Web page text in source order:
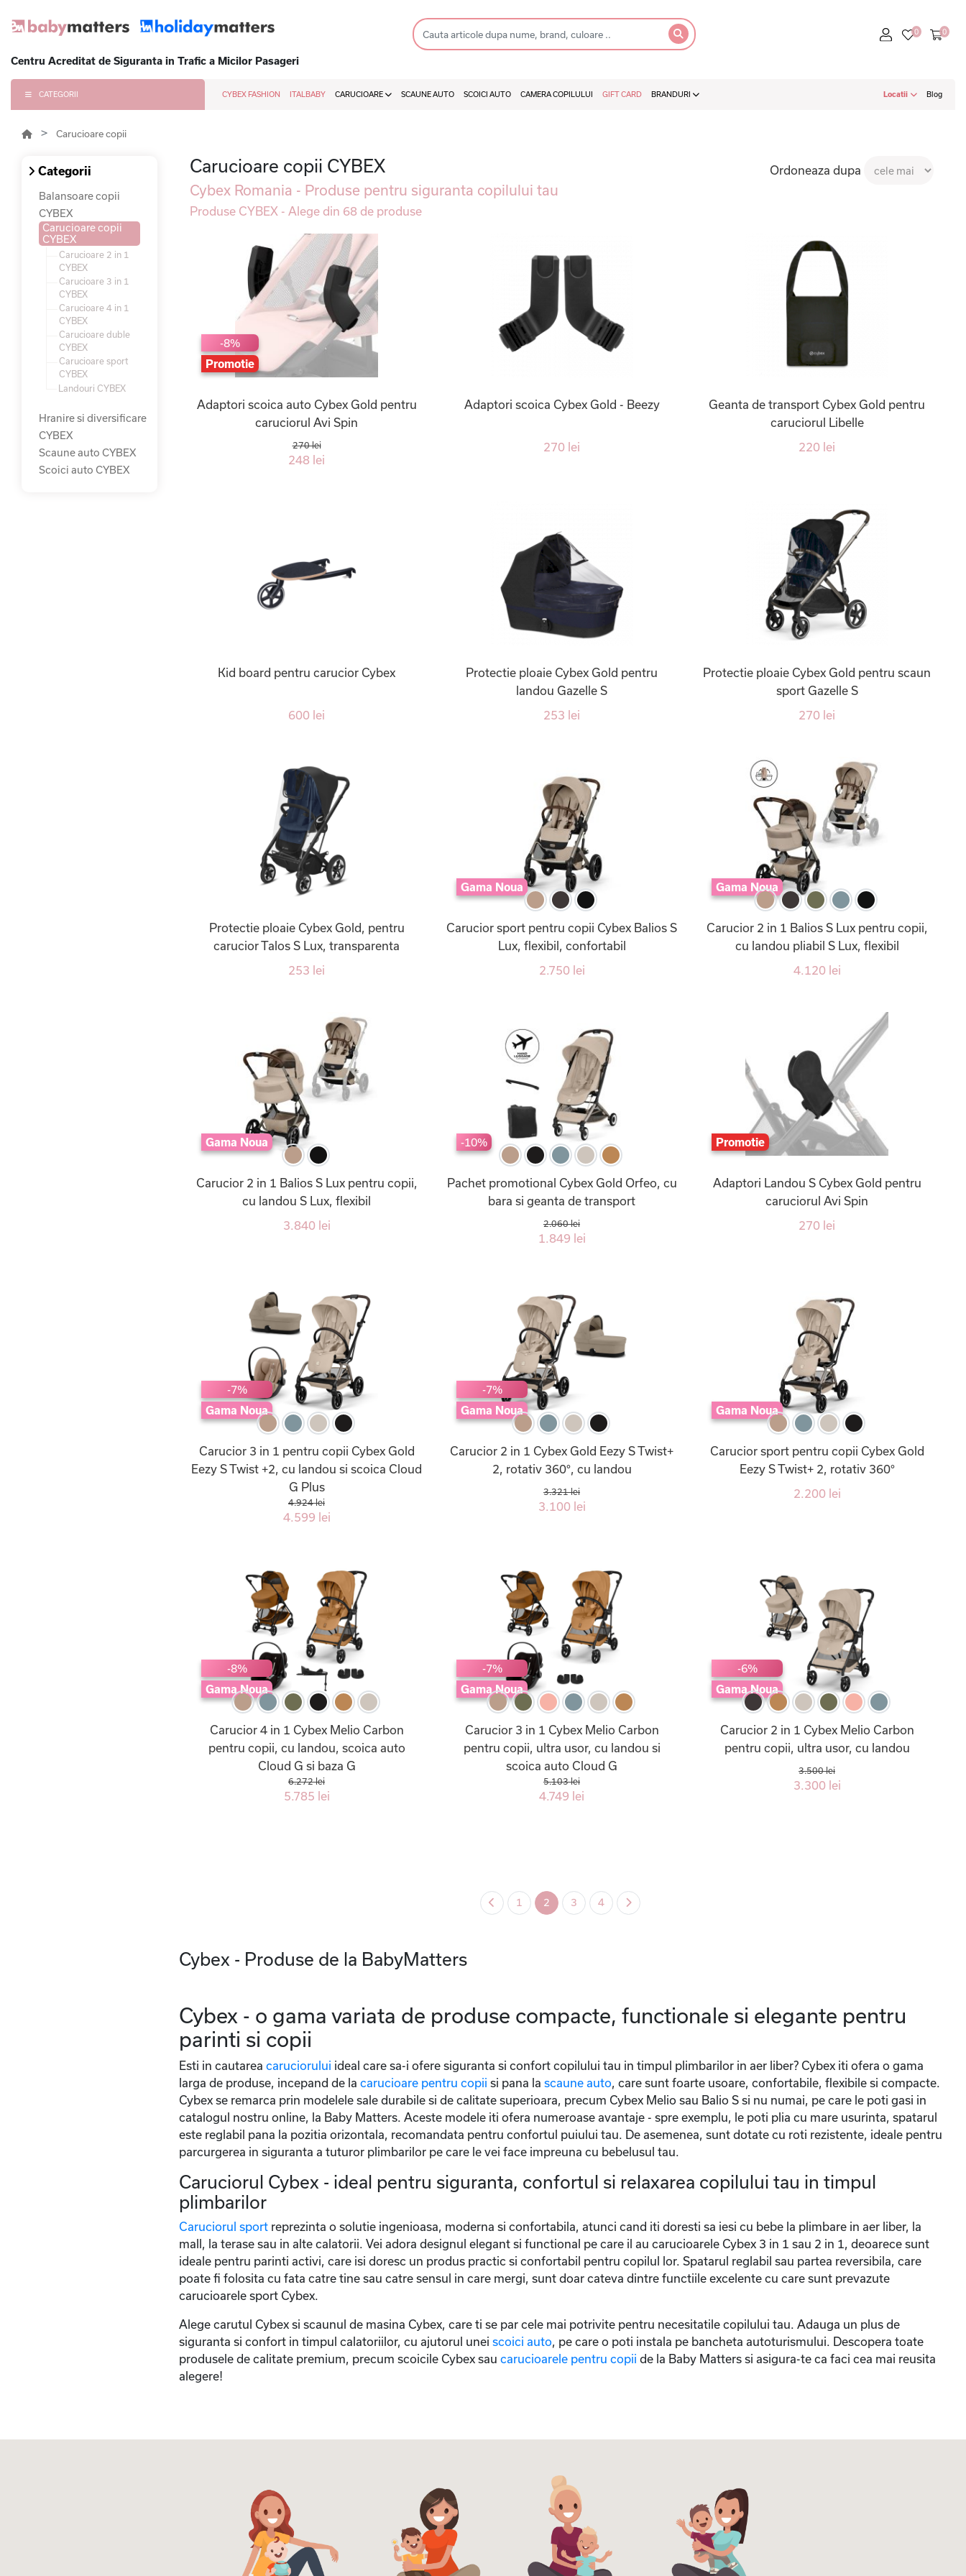
Centru Acreditat de Siguranta in Trafic a Micilor Pasageri
CATEGORII CYBEX FASHION ITALBABY CARUCIOARE SCAUNE AUTO SCOICI AUTO CAMERA COPILULUI GIFT CARD BRANDURI Locatii Blog
Carucioare copii
Categorii
Balansoare copii
CYBEX
Carucioare copii
CYBEX
Carucioare 2 in 1
CYBEX
Carucioare 3 in 1
CYBEX
Carucioare 4 in 1
CYBEX
Carucioare duble
CYBEX
Carucioare sport
CYBEX
Landouri CYBEX
Hranire si diversificare
CYBEX
Scaune auto CYBEX
Scoici auto CYBEX
Carucioare copii CYBEX
Cybex Romania - Produse pentru siguranta copilului tau
Ordoneaza dupa
Produse CYBEX - Alege din 68 de produse
-8%
Promotie
Adaptori scoica auto Cybex Gold pentru
caruciorul Avi Spin
270 lei
248 lei
Adaptori scoica Cybex Gold - Beezy
270 lei
Geanta de transport Cybex Gold pentru
caruciorul Libelle
220 lei
Kid board pentru carucior Cybex
600 lei
Protectie ploaie Cybex Gold pentru
landou Gazelle S
253 lei
Protectie ploaie Cybex Gold pentru scaun
sport Gazelle S
270 lei
Protectie ploaie Cybex Gold, pentru
carucior Talos S Lux, transparenta
253 lei
Gama Noua
Carucior sport pentru copii Cybex Balios S
Lux, flexibil, confortabil
2.750 lei
Gama Noua
Carucior 2 in 1 Balios S Lux pentru copii,
cu landou pliabil S Lux, flexibil
4.120 lei
Gama Noua
Carucior 2 in 1 Balios S Lux pentru copii,
cu landou S Lux, flexibil
3.840 lei
-10%
Pachet promotional Cybex Gold Orfeo, cu
bara si geanta de transport
2.060 lei
1.849 lei
Promotie
Adaptori Landou S Cybex Gold pentru
caruciorul Avi Spin
270 lei
-7%
Gama Noua
Carucior 3 in 1 pentru copii Cybex Gold
Eezy S Twist +2, cu landou si scoica Cloud
G Plus
4.924 lei
4.599 lei
-7%
Gama Noua
Carucior 2 in 1 Cybex Gold Eezy S Twist+
2, rotativ 360°, cu landou
3.321 lei
3.100 lei
Gama Noua
Carucior sport pentru copii Cybex Gold
Eezy S Twist+ 2, rotativ 360°
2.200 lei
-8%
Gama Noua
Carucior 4 in 1 Cybex Melio Carbon
pentru copii, cu landou, scoica auto
Cloud G si baza G
6.272 lei
5.785 lei
-7%
Gama Noua
Carucior 3 in 1 Cybex Melio Carbon
pentru copii, ultra usor, cu landou si
scoica auto Cloud G
5.103 lei
4.749 lei
-6%
Gama Noua
Carucior 2 in 1 Cybex Melio Carbon
pentru copii, ultra usor, cu landou
3.500 lei
3.300 lei
1 2 3 4
Cybex - Produse de la BabyMatters
Cybex - o gama variata de produse compacte, functionale si elegante pentru
parinti si copii
Esti in cautarea caruciorului ideal care sa-i ofere siguranta si confort copilului tau in timpul plimbarilor in aer liber? Cybex iti ofera o gama
larga de produse, incepand de la carucioare pentru copii si pana la scaune auto, care sunt foarte usoare, confortabile, flexibile si compacte.
Cybex se remarca prin modelele sale durabile si de calitate superioara, precum Cybex Melio sau Balio S si nu numai, pe care le poti gasi in
catalogul nostru online, la Baby Matters. Aceste modele iti ofera numeroase avantaje - spre exemplu, le poti plia cu mare usurinta, spatarul
este reglabil pana la pozitia orizontala, recomandata pentru confortul puiului tau. De asemenea, sunt dotate cu roti rezistente, ideale pentru
parcurgerea in siguranta a tuturor plimbarilor pe care le vei face impreuna cu bebelusul tau.
Caruciorul Cybex - ideal pentru siguranta, confortul si relaxarea copilului tau in timpul
plimbarilor
Caruciorul sport reprezinta o solutie ingenioasa, moderna si confortabila, atunci cand iti doresti sa iesi cu bebe la plimbare in aer liber, la
mall, la terase sau in alte calatorii. Vei adora designul elegant si functional pe care il au carucioarele Cybex 3 in 1 sau 2 in 1, deoarece sunt
ideale pentru parinti activi, care isi doresc un produs practic si confortabil pentru copilul lor. Spatarul reglabil sau partea reversibila, care
poate fi folosita cu fata catre tine sau catre sensul in care mergi, sunt doar cateva dintre functiile excelente cu care sunt prevazute
carucioarele sport Cybex.
Alege carutul Cybex si scaunul de masina Cybex, care ti se par cele mai potrivite pentru necesitatile copilului tau. Adauga un plus de
siguranta si confort in timpul calatoriilor, cu ajutorul unei scoici auto, pe care o poti instala pe bancheta autoturismului. Descopera toate
produsele de calitate premium, precum scoicile Cybex sau carucioarele pentru copii de la Baby Matters si asigura-te ca faci cea mai reusita
alegere!